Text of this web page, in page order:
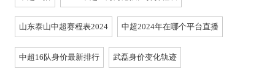
山东泰山中超赛程表2024 中超2024年在哪个平台直播
中超16队身价最新排行 武磊身价变化轨迹